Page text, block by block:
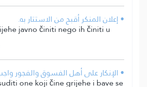
• إعلان المنكر أقبح من الاستتار به.
javno činiti nego ih činiti u
• الإنكار على أهل الفسوق والفجور
one koji čine grijehe i bave se